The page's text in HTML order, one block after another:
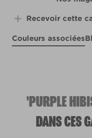
Recevoir cette
Couleurs associées
'PURPLE
DANS CES